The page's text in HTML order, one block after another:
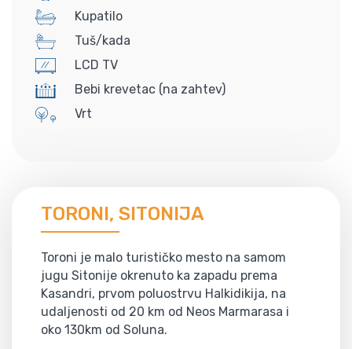
Kupatilo
Tuš/kada
LCD TV
Bebi krevetac (na zahtev)
Vrt
TORONI, SITONIJA
Toroni je malo turističko mesto na samom
jugu Sitonije okrenuto ka zapadu prema
Kasandri, prvom poluostrvu Halkidikija, na
udaljenosti od 20 km od Neos Marmarasa i
oko 130km od Soluna.